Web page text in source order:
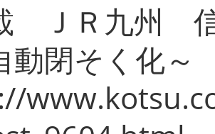
ＪＲ九州 信
動閉そく化～